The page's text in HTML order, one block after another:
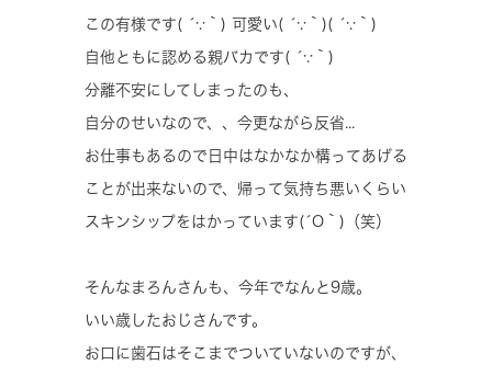
この有様です( ´∵｀) 可愛い( ´∵｀)( ´∵｀)
自他ともに認める親バカです( ´∵｀)
分離不安にしてしまったのも、
自分のせいなので、、今更ながら反省...
お仕事もあるので日中はなかなか構ってあげる
ことが出来ないので、帰って気持ち悪いくらい
スキンシップをはかっています(´O｀)（笑）
そんなまろんさんも、今年でなんと9歳。
いい歳したおじさんです。
お口に歯石はそこまでついていないのですが、